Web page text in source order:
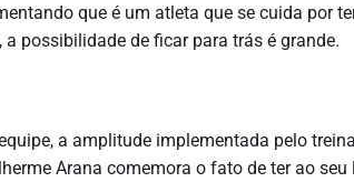
que é um atleta que se cuida por
possibilidade de ficar para trás é grande.
a amplitude implementada pelo
Arana comemora o fato de ter ao